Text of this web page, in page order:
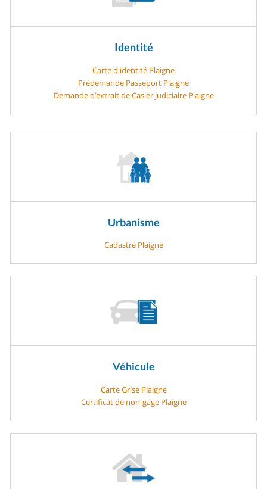
Identité
Carte d'identité Plaigne
Prédemande Passeport Plaigne
Demande d’extrait de Casier judiciaire Plaigne
Urbanisme
Cadastre Plaigne
Véhicule
Carte Grise Plaigne
Certificat de non-gage Plaigne